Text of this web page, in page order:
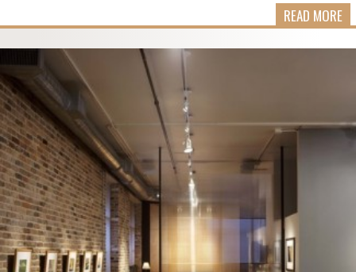
READ MORE